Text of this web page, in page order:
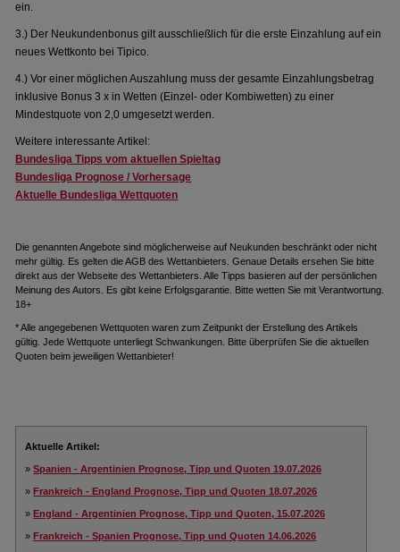
ein.
3.) Der Neukundenbonus gilt ausschließlich für die erste Einzahlung auf ein
neues Wettkonto bei Tipico.
4.) Vor einer möglichen Auszahlung muss der gesamte Einzahlungsbetrag
inklusive Bonus 3 x in Wetten (Einzel- oder Kombiwetten) zu einer
Mindestquote von 2,0 umgesetzt werden.
Weitere interessante Artikel:
Bundesliga Tipps vom aktuellen Spieltag
Bundesliga Prognose / Vorhersage
Aktuelle Bundesliga Wettquoten
Die genannten Angebote sind möglicherweise auf Neukunden beschränkt oder nicht
mehr gültig. Es gelten die AGB des Wettanbieters. Genaue Details ersehen Sie bitte
direkt aus der Webseite des Wettanbieters. Alle Tipps basieren auf der persönlichen
Meinung des Autors. Es gibt keine Erfolgsgarantie. Bitte wetten Sie mit Verantwortung.
18+
* Alle angegebenen Wettquoten waren zum Zeitpunkt der Erstellung des Artikels
gültig. Jede Wettquote unterliegt Schwankungen. Bitte überprüfen Sie die aktuellen
Quoten beim jeweiligen Wettanbieter!
Aktuelle Artikel:
»Spanien - Argentinien Prognose, Tipp und Quoten 19.07.2026
»Frankreich - England Prognose, Tipp und Quoten 18.07.2026
»England - Argentinien Prognose, Tipp und Quoten, 15.07.2026
»Frankreich - Spanien Prognose, Tipp und Quoten 14.06.2026